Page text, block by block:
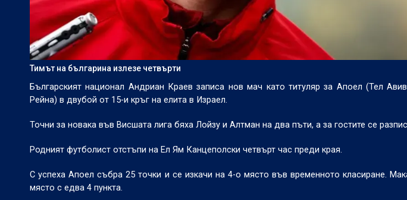
Тимът на българина излезе четвърти
Българският национал Андриан Краев записа нов мач като титуляр за Апоел (Тел
Рейна) в двубой от 15-и кръг на елита в Израел.
Точни за новака във Висшата лига бяха Лойзу и Алтман на два пъти, а за гостите се
Родният футболист отстъпи на Ел Ям Канцеполски четвърт час преди края.
С успеха Апоел събра 25 точки и се изкачи на 4-о място във временното класиране.
място с едва 4 пункта.